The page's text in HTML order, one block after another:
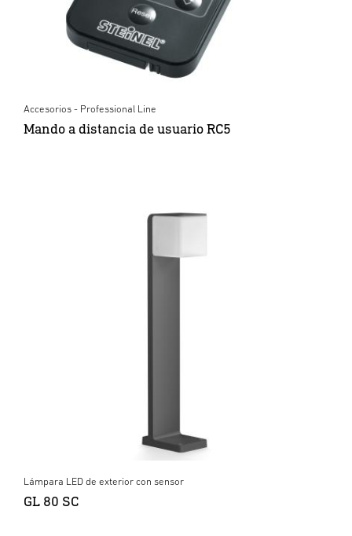
Accesorios - Professional Line
Mando a distancia de usuario RC5
Lámpara LED de exterior con sensor
GL 80 SC